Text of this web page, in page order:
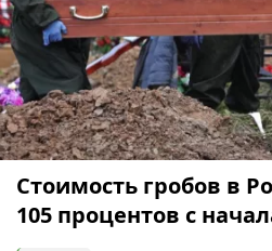
Стоимость гробов в
105 процентов с